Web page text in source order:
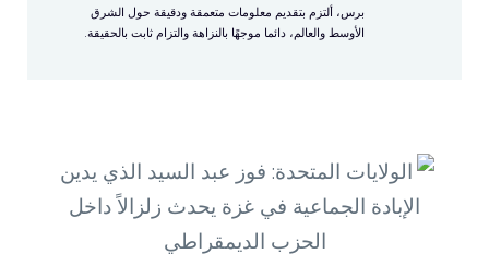
برس، ألتزم بتقديم معلومات متعمقة ودقيقة حول الشرق
الأوسط والعالم، دائما موجهًا بالنزاهة والتزام ثابت بالحقيقة.